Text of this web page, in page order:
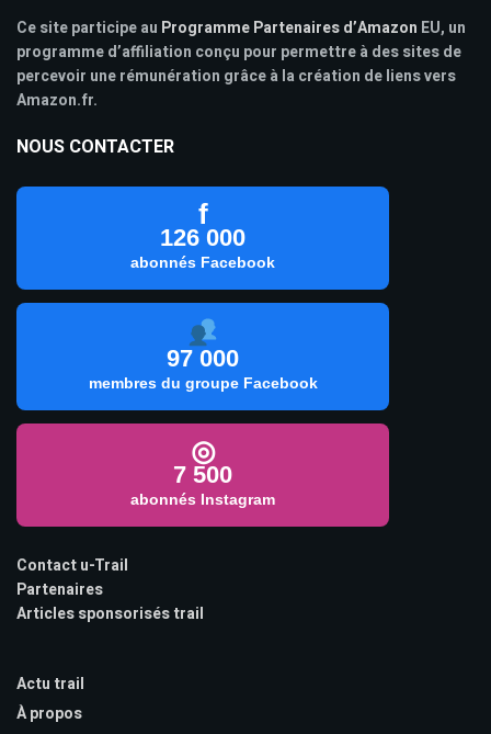
Ce site participe au Programme Partenaires d’Amazon EU, un
programme d’affiliation conçu pour permettre à des sites de
percevoir une rémunération grâce à la création de liens vers
Amazon.fr.
NOUS CONTACTER
f
126 000
abonnés Facebook
97 000
membres du groupe Facebook
◎
7 500
abonnés Instagram
Contact u-Trail
Partenaires
Articles sponsorisés trail
Actu trail
À propos